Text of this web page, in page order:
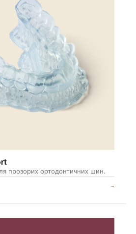
прозорих ортодонтичних шин.
→